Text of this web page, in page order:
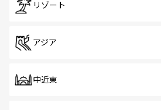
リゾート
アジア
中近東